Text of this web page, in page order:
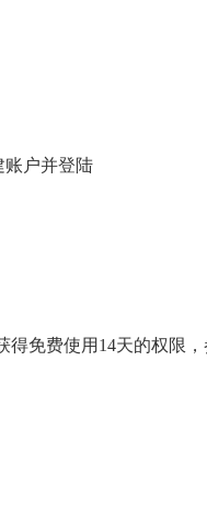
账户并登陆
得免费使用14天的权限，